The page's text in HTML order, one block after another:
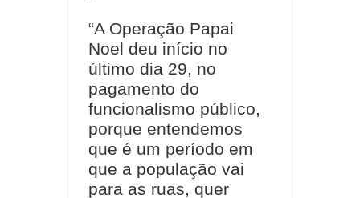
“A Operação Papai
Noel deu início no
último dia 29, no
pagamento do
funcionalismo público,
porque entendemos
que é um período em
que a população vai
para as ruas, quer